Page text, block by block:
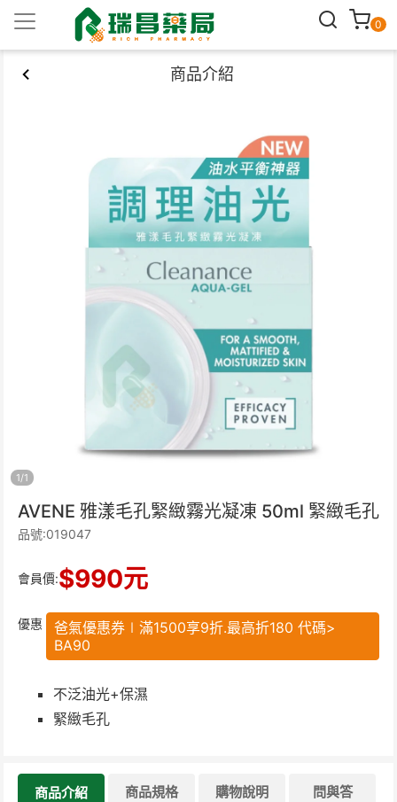
0
商品介紹
1/1
AVENE 雅漾毛孔緊緻霧光凝凍 50ml 緊緻毛孔
品號:019047
會員價:$990元
優惠
爸氣優惠券∣滿1500享9折.最高折180 代碼>
BA90
不泛油光+保濕
緊緻毛孔
商品介紹 商品規格 購物說明 問與答